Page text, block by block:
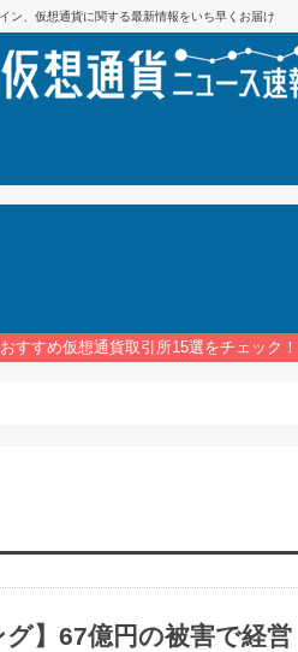
ン、仮想通貨に関する最新情報をいち早くお届け
すすめ仮想通貨取引所15選をチェック！
グ】67億円の被害で経営